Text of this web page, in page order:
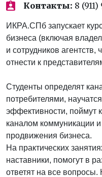
Контакты: 8
ИКРА.СПб запускает
бизнеса (включая
и сотрудников агентств,
отнести к
Студенты определят
потребителями,
эффективности, поймут
каналом коммуникации
продвижения бизнеса.
На практических
наставники, помогут в
ответят на все вопросы.